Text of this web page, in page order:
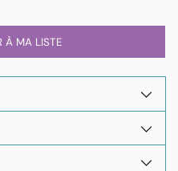
À MA LISTE